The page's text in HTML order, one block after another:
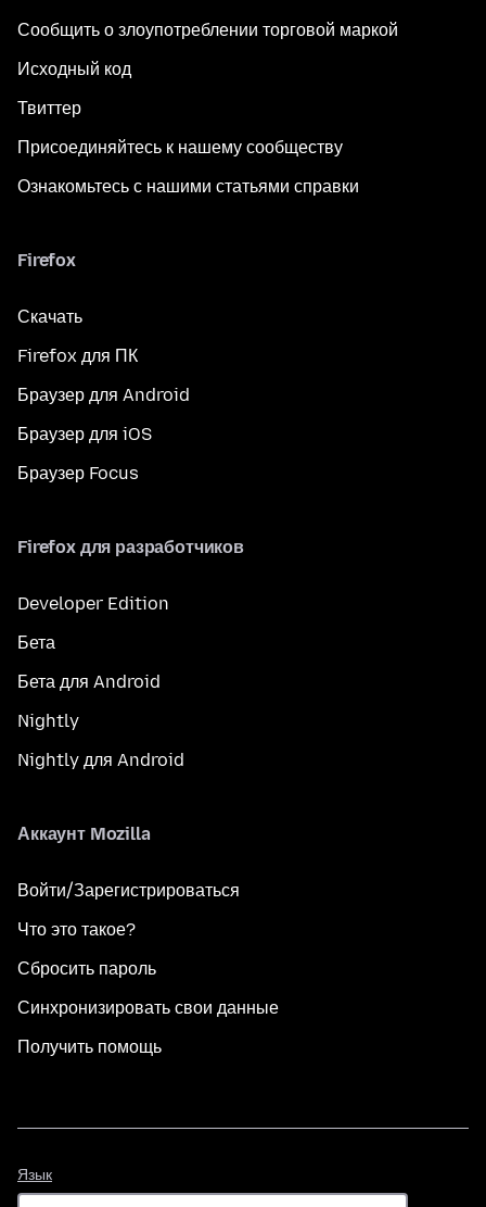
Сообщить о злоупотреблении торговой маркой
Исходный код
Твиттер
Присоединяйтесь к нашему сообществу
Ознакомьтесь с нашими статьями справки
Firefox
Скачать
Firefox для ПК
Браузер для Android
Браузер для iOS
Браузер Focus
Firefox для разработчиков
Developer Edition
Бета
Бета для Android
Nightly
Nightly для Android
Аккаунт Mozilla
Войти/Зарегистрироваться
Что это такое?
Сбросить пароль
Синхронизировать свои данные
Получить помощь
Язык